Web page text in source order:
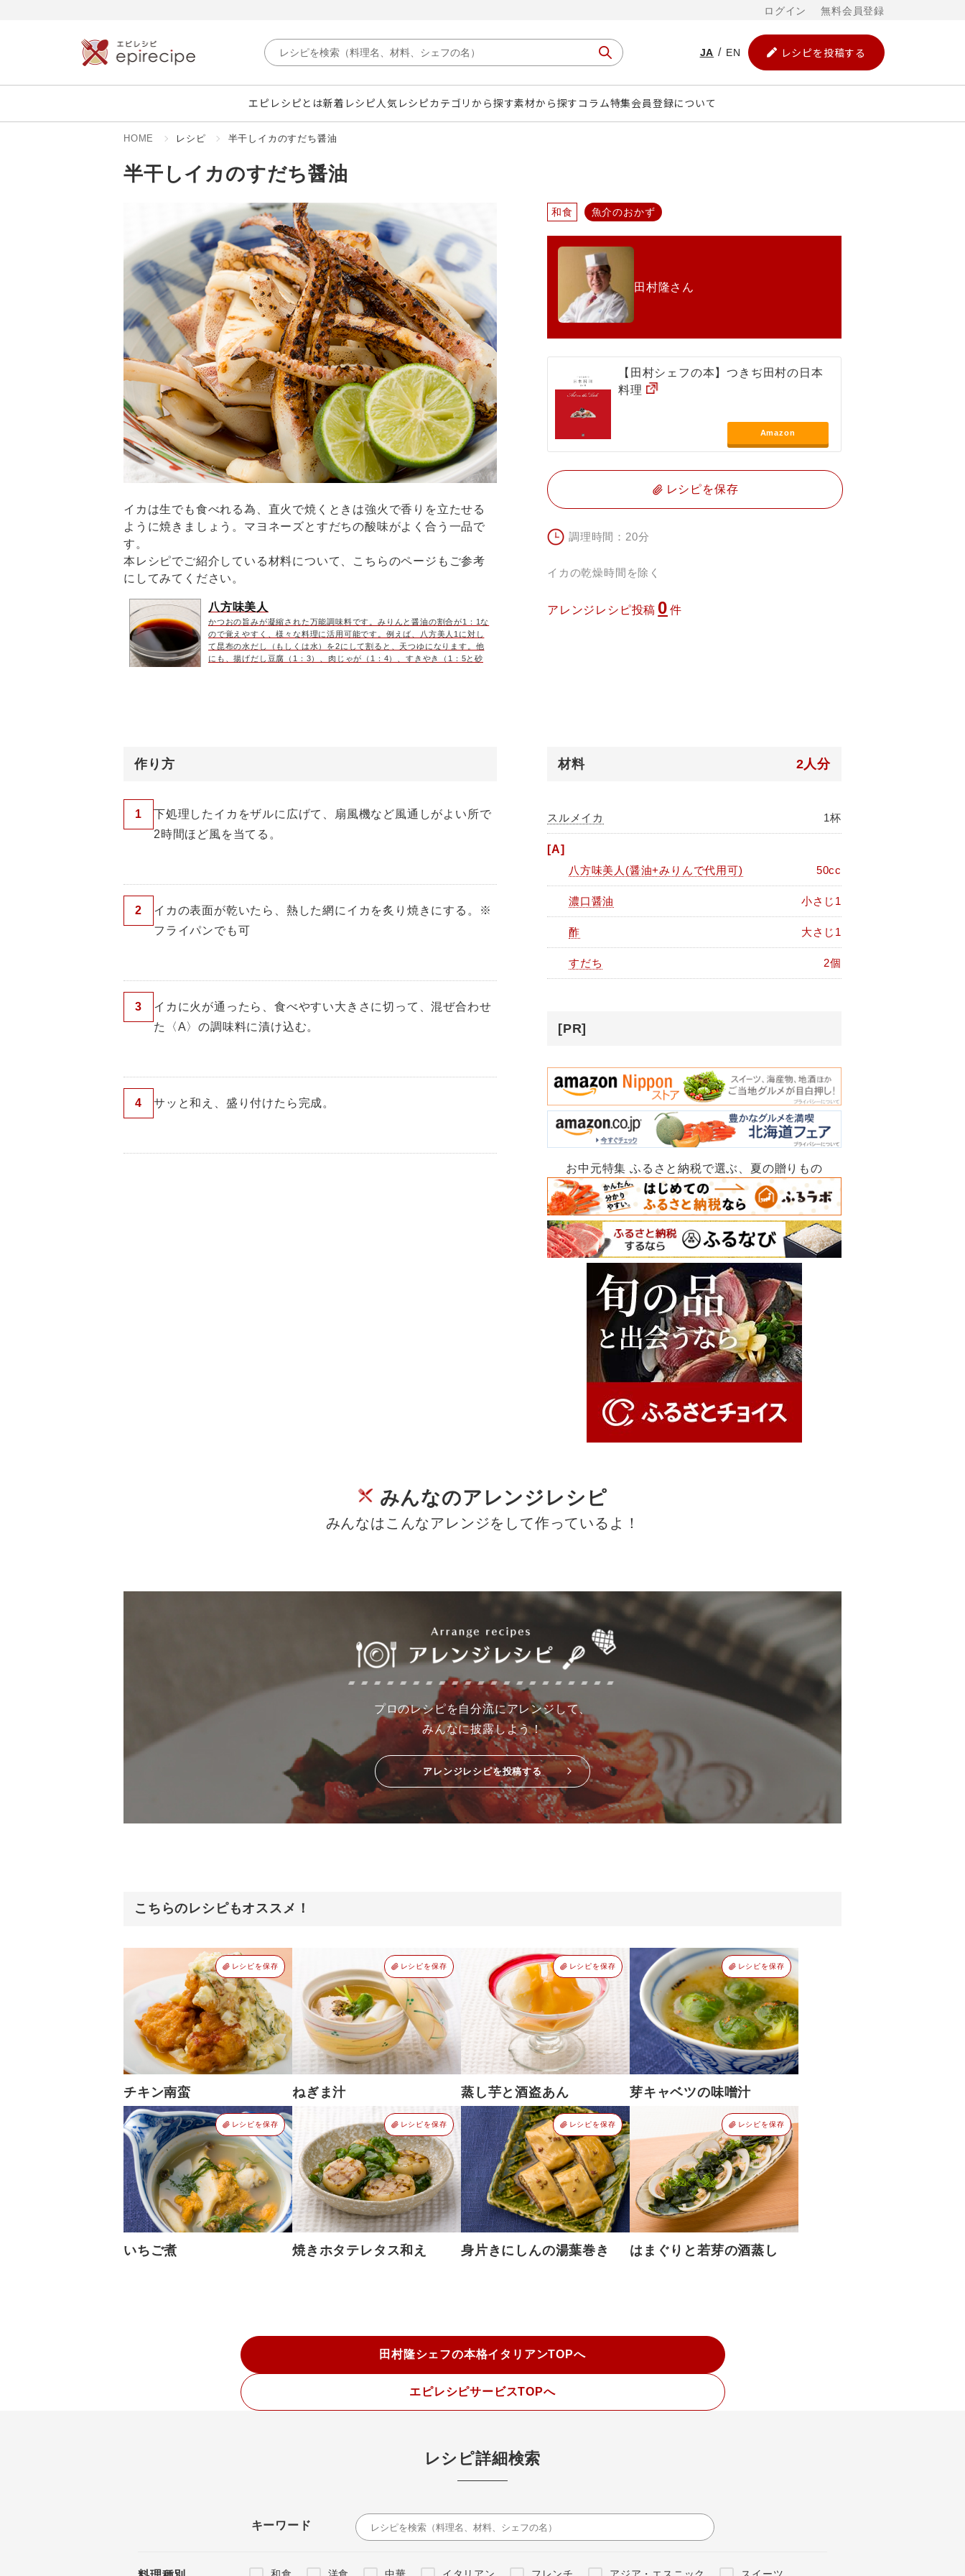
ログイン 無料会員登録
JA EN レシピを投稿する
エピレシピとは新着レシピ人気レシピカテゴリから探す素材から探すコラム特集会員登録について
HOME レシピ 半干しイカのすだち醤油
半干しイカのすだち醤油
イカは生でも食べれる為、直火で焼くときは強火で香りを立たせる
ように焼きましょう。マヨネーズとすだちの酸味がよく合う一品で
す。
本レシピでご紹介している材料について、こちらのページもご参考
にしてみてください。
八方味美人
かつおの旨みが凝縮された万能調味料です。みりんと醤油の割合が1：1な
ので覚えやすく、様々な料理に活用可能です。例えば、八方美人1に対し
て昆布の水だし（もしくは水）を2にして割ると、天つゆになります。他
にも、揚げだし豆腐（1：3）、肉じゃが（1：4）、すきやき（1：5と砂
和食 魚介のおかず
田村隆さん
【田村シェフの本】つきぢ田村の日本
料理
Amazon
レシピを保存
調理時間：20分
イカの乾燥時間を除く
アレンジレシピ投稿 0 件
作り方
1
下処理したイカをザルに広げて、扇風機など風通しがよい所で
2時間ほど風を当てる。
2
イカの表面が乾いたら、熱した網にイカを炙り焼きにする。※
フライパンでも可
3
イカに火が通ったら、食べやすい大きさに切って、混ぜ合わせ
た〈A〉の調味料に漬け込む。
4 サッと和え、盛り付けたら完成。
材料 2人分
スルメイカ 1杯
[A]
八方味美人(醤油+みりんで代用可)
50cc
濃口醤油 小さじ1
酢 大さじ1
すだち 2個
[PR]
お中元特集 ふるさと納税で選ぶ、夏の贈りもの
みんなのアレンジレシピ
みんなはこんなアレンジをして作っているよ！
プロのレシピを自分流にアレンジして、
みんなに披露しよう！
アレンジレシピを投稿する
こちらのレシピもオススメ！
レシピを保存
チキン南蛮
レシピを保存
ねぎま汁
レシピを保存
蒸し芋と酒盗あん
レシピを保存
芽キャベツの味噌汁
レシピを保存
いちご煮
レシピを保存
焼きホタテレタス和え
レシピを保存
身片きにしんの湯葉巻き
レシピを保存
はまぐりと若芽の酒蒸し
田村隆シェフの本格イタリアンTOPへ
エピレシピサービスTOPへ
レシピ詳細検索
キーワード